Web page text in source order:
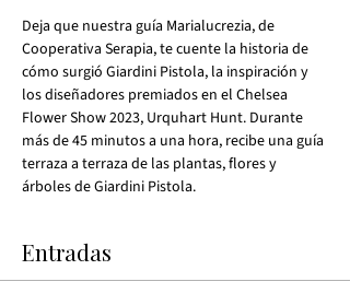
Deja que nuestra guía Marialucrezia, de
Cooperativa Serapia, te cuente la historia de
cómo surgió Giardini Pistola, la inspiración y
los diseñadores premiados en el Chelsea
Flower Show 2023, Urquhart Hunt. Durante
más de 45 minutos a una hora, recibe una guía
terraza a terraza de las plantas, flores y
árboles de Giardini Pistola.
Entradas